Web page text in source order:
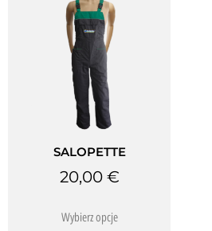
SALOPETTE
20,00 €
Wybierz opcje